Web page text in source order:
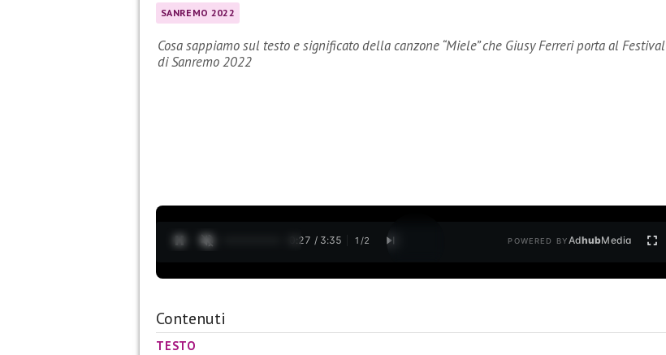
SANREMO 2022
Cosa sappiamo sul testo e significato della canzone “Miele” che Giusy Ferreri porta al Festival
di Sanremo 2022
0:28 / 3:35 1 /2 POWERED BYAdhubMedia
Contenuti
TESTO